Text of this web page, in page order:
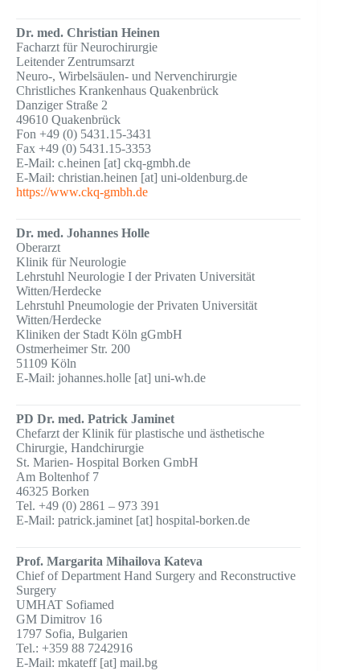
Dr. med. Christian Heinen
Facharzt für Neurochirurgie
Leitender Zentrumsarzt
Neuro-, Wirbelsäulen- und Nervenchirurgie
Christliches Krankenhaus Quakenbrück
Danziger Straße 2
49610 Quakenbrück
Fon +49 (0) 5431.15-3431
Fax +49 (0) 5431.15-3353
E-Mail: c.heinen [at] ckq-gmbh.de
E-Mail: christian.heinen [at] uni-oldenburg.de
https://www.ckq-gmbh.de
Dr. med. Johannes Holle
Oberarzt
Klinik für Neurologie
Lehrstuhl Neurologie I der Privaten Universität
Witten/Herdecke
Lehrstuhl Pneumologie der Privaten Universität
Witten/Herdecke
Kliniken der Stadt Köln gGmbH
Ostmerheimer Str. 200
51109 Köln
E-Mail: johannes.holle [at] uni-wh.de
PD Dr. med. Patrick Jaminet
Chefarzt der Klinik für plastische und ästhetische
Chirurgie, Handchirurgie
St. Marien- Hospital Borken GmbH
Am Boltenhof 7
46325 Borken
Tel. +49 (0) 2861 – 973 391
E-Mail: patrick.jaminet [at] hospital-borken.de
Prof. Margarita Mihailova Kateva
Chief of Department Hand Surgery and Reconstructive
Surgery
UMHAT Sofiamed
GM Dimitrov 16
1797 Sofia, Bulgarien
Tel.: +359 88 7242916
E-Mail: mkateff [at] mail.bg